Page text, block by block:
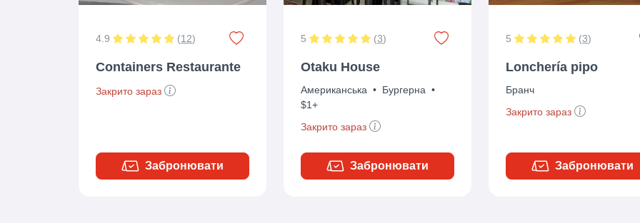
4.9 (12)
Containers Restaurante
Закрито зараз
Забронювати
5 (3)
Otaku House
Американська • Бургерна •
$1+
Закрито зараз
Забронювати
5 (3)
Lonchería pipo
Бранч
Закрито зараз
Забронювати